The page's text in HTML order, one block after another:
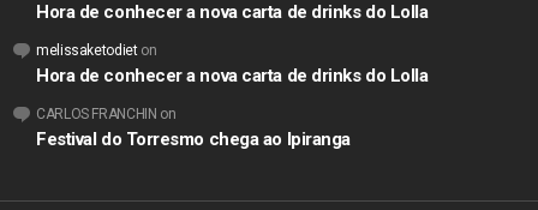
Hora de conhecer a nova carta de drinks do Lolla
melissaketodieton
Hora de conhecer a nova carta de drinks do Lolla
CARLOS FRANCHIN on
Festival do Torresmo chega ao Ipiranga